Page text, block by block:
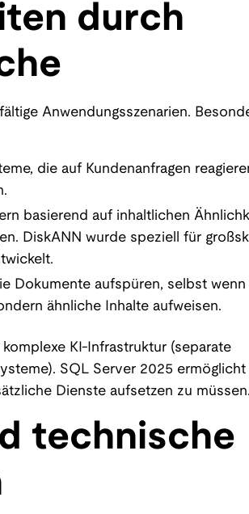
durch
Anwendungsszenarien.
die auf Kundenanfragen
basierend auf inhaltlichen
DiskANN wurde speziell für
Dokumente aufspüren, selbst
ähnliche Inhalte aufweisen.
KI-Infrastruktur (separate
SQL Server 2025 ermöglicht
Dienste aufsetzen zu müssen.
technische